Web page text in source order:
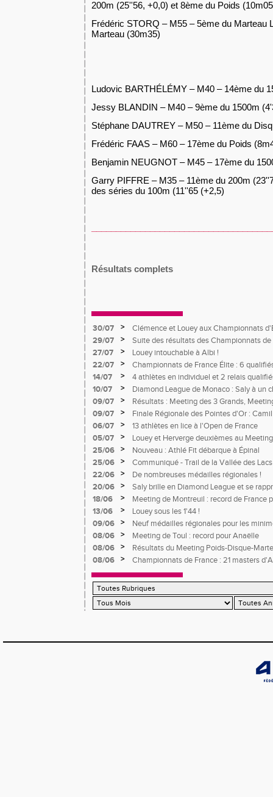
200m (25''56, +0,0) et 8ème du Poids
Frédéric STORQ – M55 – 5ème du Marteau
Marteau (30m35)
Ludovic BARTHÉLÉMY – M40 – 14ème du
Jessy BLANDIN – M40 – 9ème du 1500m
Stéphane DAUTREY – M50 – 11ème du
Frédéric FAAS – M60 – 17ème du Poids
Benjamin NEUGNOT – M45 – 17ème du
Garry PIFFRE – M35 – 11ème du 200m
des séries du 100m (11''65 (+2,5)
Résultats complets
30/07 >
Clémence et Louey aux Championnats
29/07
>
Suite des résultats des Championnats de
27/07
>
Louey intouchable à Albi !
22/07
>
Championnats de France Élite : 6
14/07
>
4 athlètes en individuel et 2 relais
France Avenir
10/07 >
Diamond League de Monaco : Saly à un
meneur d'allure pour un record du monde
09/07 >
Résultats : Meeting des 3 Grands,
09/07
>
Finale Régionale des Pointes d'Or :
06/07
>
13 athlètes en lice à l'Open de France
05/07
>
Louey et Herverge deuxièmes au
25/06
>
Nouveau : Athlé Fit débarque à Épinal
25/06
>
Communiqué - Trail de la Vallée des Lacs
22/06
>
De nombreuses médailles régionales !
20/06
>
Saly brille en Diamond League et se
Herverge à toute vitesse à Montgeron
18/06 >
Meeting de Montreuil : record de France
s'impose
13/06 >
Louey sous les 1'44 !
09/06
>
Neuf médailles régionales pour les
08/06
>
Meeting de Toul : record pour Anaëlle
08/06
>
Résultats du Meeting Poids-Disque-
08/06
> Championnats de France : 21 masters